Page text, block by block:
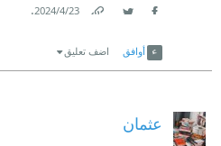
23‏/4‏/2024
.
أوافق اضف تعليق
عثمان